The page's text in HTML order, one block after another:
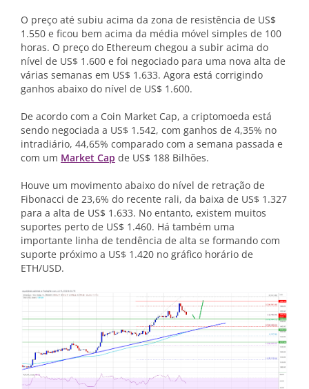
O preço até subiu acima da zona de resistência de US$
1.550 e ficou bem acima da média móvel simples de 100
horas. O preço do Ethereum chegou a subir acima do
nível de US$ 1.600 e foi negociado para uma nova alta de
várias semanas em US$ 1.633. Agora está corrigindo
ganhos abaixo do nível de US$ 1.600.
De acordo com a Coin Market Cap, a criptomoeda está
sendo negociada a US$ 1.542, com ganhos de 4,35% no
intradiário, 44,65% comparado com a semana passada e
com um Market Cap de US$ 188 Bilhões.
Houve um movimento abaixo do nível de retração de
Fibonacci de 23,6% do recente rali, da baixa de US$ 1.327
para a alta de US$ 1.633. No entanto, existem muitos
suportes perto de US$ 1.460. Há também uma
importante linha de tendência de alta se formando com
suporte próximo a US$ 1.420 no gráfico horário de
ETH/USD.